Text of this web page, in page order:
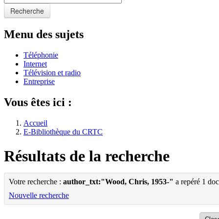
Recherche
Menu des sujets
Téléphonie
Internet
Télévision et radio
Entreprise
Vous êtes ici :
Accueil
E-Bibliothèque du CRTC
Résultats de la recherche
Votre recherche : author_txt:"Wood, Chris, 1953-" a repéré 1
Nouvelle recherche